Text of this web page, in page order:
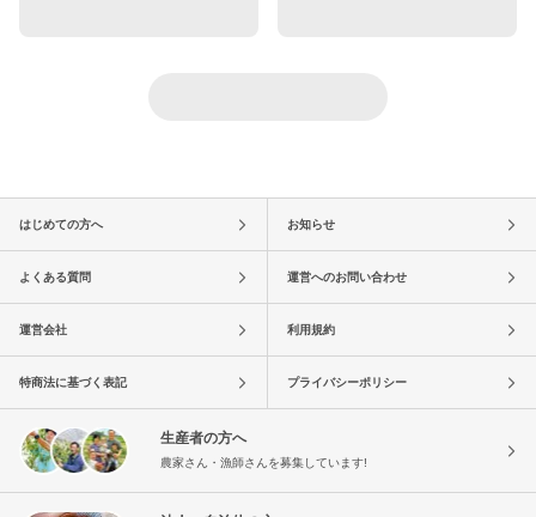
はじめての方へ お知らせ
よくある質問 運営へのお問い合わせ
運営会社 利用規約
特商法に基づく表記 プライバシーポリシー
生産者の方へ
農家さん・漁師さんを募集しています!